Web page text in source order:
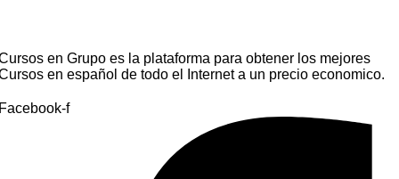
en Grupo es la plataforma para obtener los mejores
en español de todo el Internet a un precio economico.
f